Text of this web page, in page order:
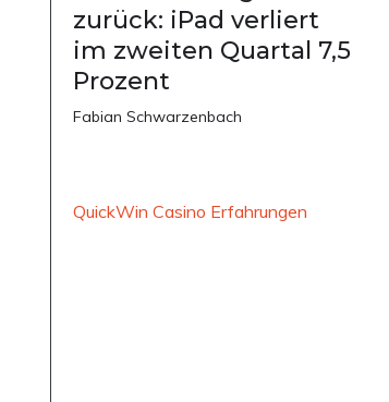
zurück: iPad verliert
im zweiten Quartal 7,5
Prozent
Fabian Schwarzenbach
QuickWin Casino Erfahrungen